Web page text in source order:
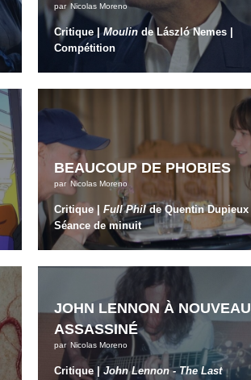
par Nicolas Moreno
Critique |Moulinde László Nemes |
Compétition
BEAUCOUP DE PHOBIES
par Nicolas Moreno
Critique | Full Philde Quentin Dupieux |
Séance de minuit
JOHN LENNON À NOUVEAU
ASSASSINÉ
par Nicolas Moreno
Critique | John Lennon - The Last